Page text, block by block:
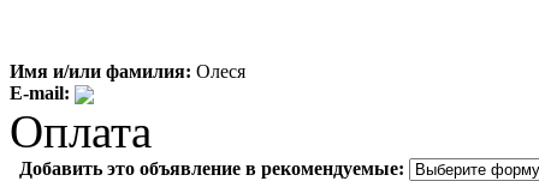
Имя и/или фамилия: Олеся
E-mail:
Оплата
Добавить это объявление в рекомендуемые: